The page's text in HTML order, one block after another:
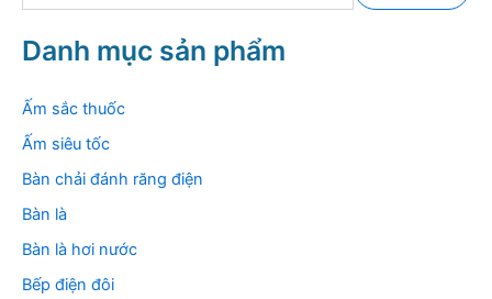
k
i
m
Danh mục sản phẩm
Ấm sắc thuốc
Ấm siêu tốc
Bàn chải đánh răng điện
Bàn là
Bàn là hơi nước
Bếp điện đôi